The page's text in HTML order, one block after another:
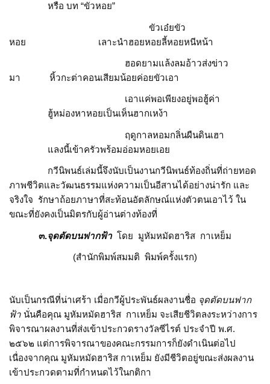
หรือ บท “ขัวหอย”
ขัวเอ๋ยขัว
หอย เลาะนำฮอยหอยลี้หอยหนีหน้า
ฮอดยามแล้งลมอ้าวส่งข่าว
มา หิ้วกะต่าคอนเสียมน้อยค่อยขัวเอา
เอาแค่พอเพียงอยู่พอฮู้ค่า
ฮู้หม่องหาหอยเป็นเห็นฮากเหง้า
ฤดูกาลหอมกลิ่นผืนดินเฮา
แลงนี้เข้าครัวพร้อมอ่อมหอยเอย
กวีนิพนธ์เล่มนี้จึงนับเป็นงานกวีนิพนธ์ท้องถิ่นที่ถ่ายทอด
ภาพชีวิตและวัฒนธรรมแห่งความเป็นอีสานได้อย่างน่ารัก และ
จริงใจ รักษาถ้อยภาษาที่สะท้อนอัตลักษณ์แห่งตัวตนเอาไว้ ใน
ขณะที่ยังคงเป็นมิตรกับผู้อ่านต่างท้องที่
๓.จุดตัดบนฟากฟ้าโดย มูหัมหมัดฮาริส กาเหย็ม
(สำนักพิมพ์สมมติ พิมพ์ครั้งแรก)
นับเป็นกรณีที่น่าเศร้า เมื่อกวีผู้ประพันธ์ผลงานชื่อ จุดตัดบนฟาก
ฟ้า นั่นคือคุณ มูหัมหมัดฮาริส กาเหย็ม จะเสียชีวิตลงระหว่างการ
พิจารณาผลงานที่ส่งเข้าประกวดรางวัลซีไรต์ ประจำปี พ.ศ.
๒๕๖๒ แต่การพิจารณาของคณะกรรมการก็ยังดำเนินต่อไป
เนื่องจากคุณ มูหัมหมัดฮาริส กาเหย็ม ยังมีชีวิตอยู่ขณะส่งผลงาน
เข้าประกวดตามที่กำหนดไว้ในกติกา